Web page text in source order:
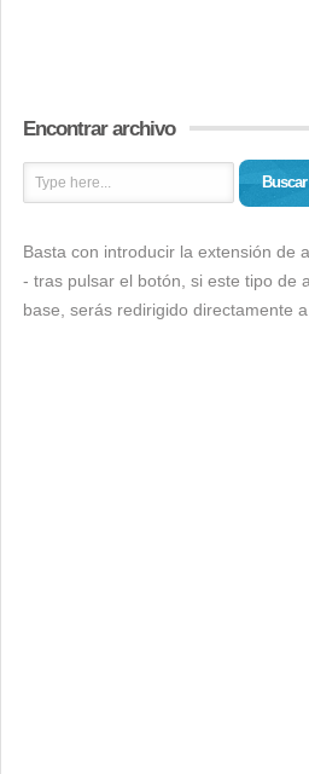
Encontrar archivo
Buscar
Basta con introducir la extensión de
- tras pulsar el botón, si este tipo de
base, serás redirigido directamente